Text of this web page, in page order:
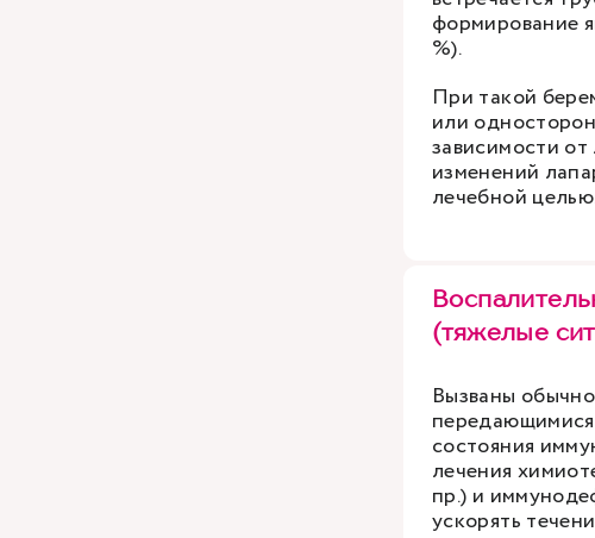
формирование
%).
При такой
или
зависимости
изменений
лечебной
(тяжелые
Вызваны
состояния
лечения
пр.) и
ускорять